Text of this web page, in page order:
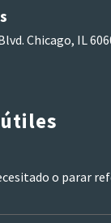
Chicago, IL
o parar